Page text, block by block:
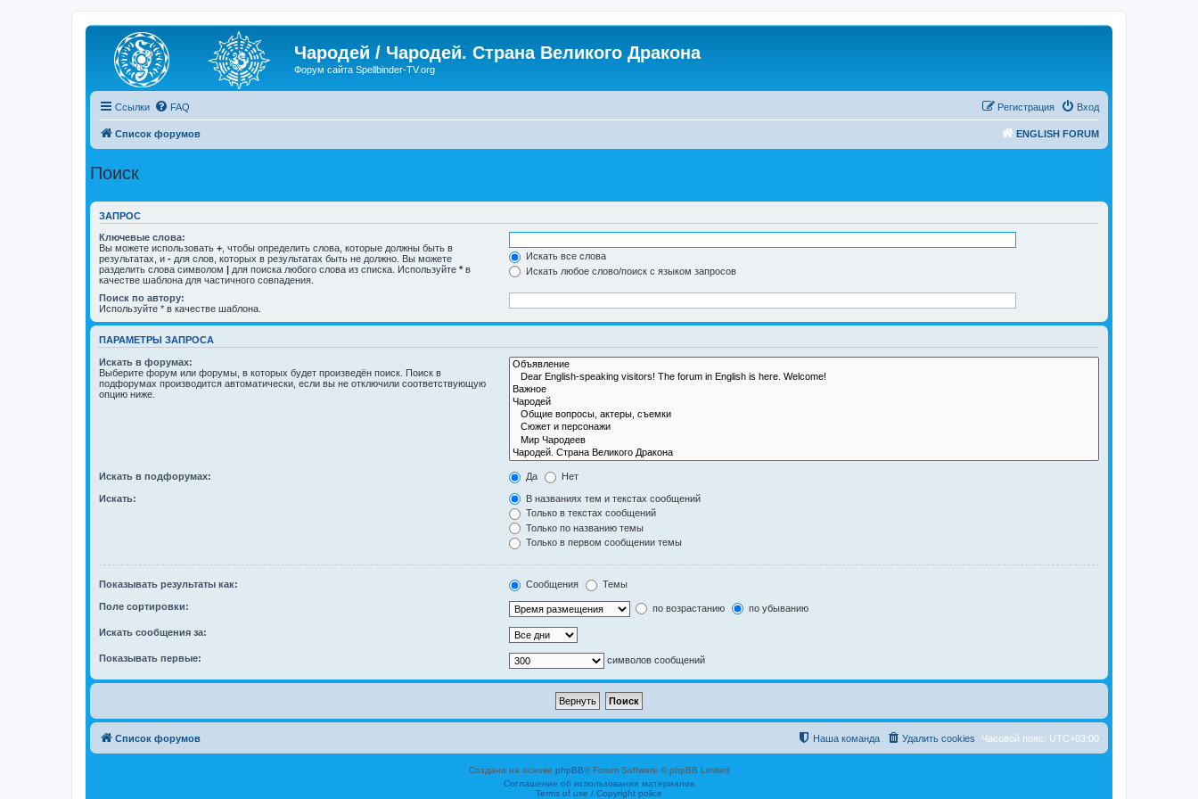
Чародей / Чародей. Страна Великого Дракона
Форум сайта Spellbinder-TV.org
Ссылки FAQ Вход
Регистрация
Список форумов ENGLISH FORUM
Поиск
ЗАПРОС
Ключевые слова:
Вы можете использовать + , чтобы определить слова, которые должны быть в
результатах, и - для слов, которых в результатах быть не должно. Вы можете
разделить слова символом | для поиска любого слова из списка. Используйте * в
качестве шаблона для частичного совпадения.
Искать все слова
Искать любое слово/поиск с языком запросов
Поиск по автору:
Используйте * в качестве шаблона.
ПАРАМЕТРЫ ЗАПРОСА
Искать в форумах:
Выберите форум или форумы, в которых будет произведён поиск. Поиск в
подфорумах производится автоматически, если вы не отключили соответствующую
опцию ниже.
Искать в подфорумах: Да Нет
Искать:
В названиях тем и текстах сообщений
Только в текстах сообщений
Только по названию темы
Только в первом сообщении темы
Показывать результаты как: Сообщения Темы
Поле сортировки: по возрастанию по убыванию
Искать сообщения за:
Показывать первые: символов сообщений
Список форумов Часовой пояс: UTC+03:00
Удалить cookies
Наша команда
Создано на основе phpBB® Forum Software © phpBB Limited
Соглашение об использовании материалов
Terms of use / Copyright police